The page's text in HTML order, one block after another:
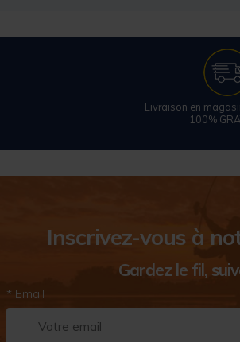
Livraison en
100%
Inscrivez-vous à
Gardez le fil,
* Email